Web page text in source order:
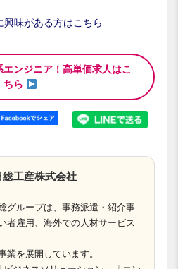
味がある方はこちら
ンジニア！高単価求人はこ
ちら
工産株式会社
グループは、事務派遣・紹介事
者雇用、海外での人材サービス
業を展開しています。